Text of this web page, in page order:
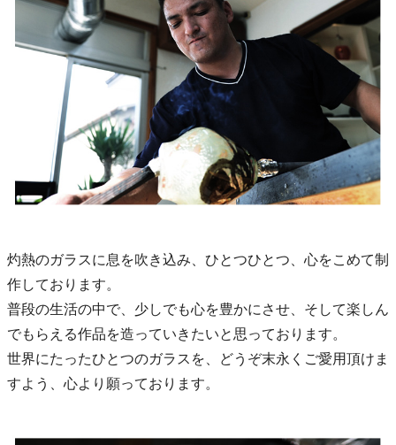
灼熱のガラスに息を吹き込み、ひとつひとつ、心をこめて制
作しております。
普段の生活の中で、少しでも心を豊かにさせ、そして楽しん
でもらえる作品を造っていきたいと思っております。
世界にたったひとつのガラスを、どうぞ末永くご愛用頂けま
すよう、心より願っております。